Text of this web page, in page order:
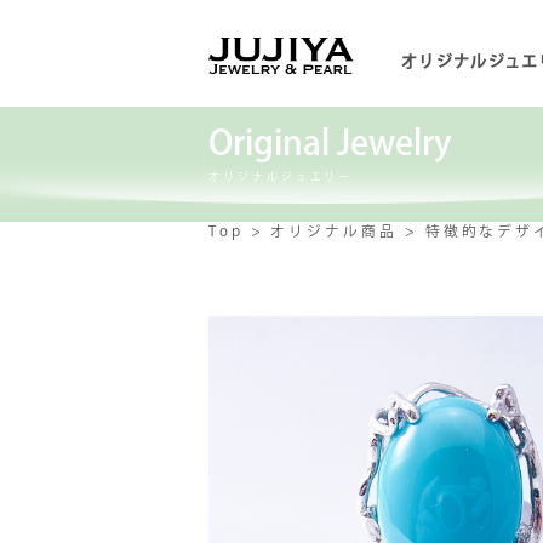
オリジナルジュエ
Original Jewelry
オリジナルジュエリー
Top オリジナル商品 特徴的なデザ